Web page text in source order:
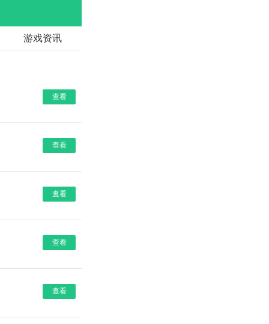
游戏资讯
查看
查看
查看
查看
查看